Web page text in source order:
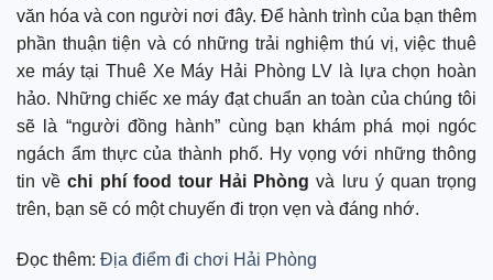
văn hóa và con người nơi đây. Để hành trình của bạn thêm
phần thuận tiện và có những trải nghiệm thú vị, việc thuê
xe máy tại Thuê Xe Máy Hải Phòng LV là lựa chọn hoàn
hảo. Những chiếc xe máy đạt chuẩn an toàn của chúng tôi
sẽ là “người đồng hành” cùng bạn khám phá mọi ngóc
ngách ẩm thực của thành phố. Hy vọng với những thông
tin vềchi phí food tour Hải Phòng và lưu ý quan trọng
trên, bạn sẽ có một chuyến đi trọn vẹn và đáng nhớ.
Đọc thêm: Địa điểm đi chơi Hải Phòng